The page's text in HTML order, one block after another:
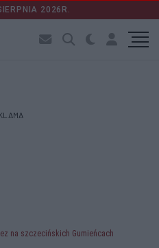
2026R.
na szczecińskich Gumieńcach